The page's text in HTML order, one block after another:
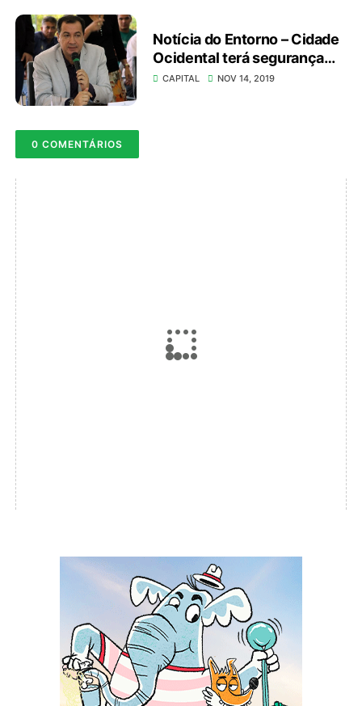
Notícia do Entorno – Cidade
Ocidental terá segurança
pública intensificada
CAPITAL NOV 14, 2019
0 COMENTÁRIOS